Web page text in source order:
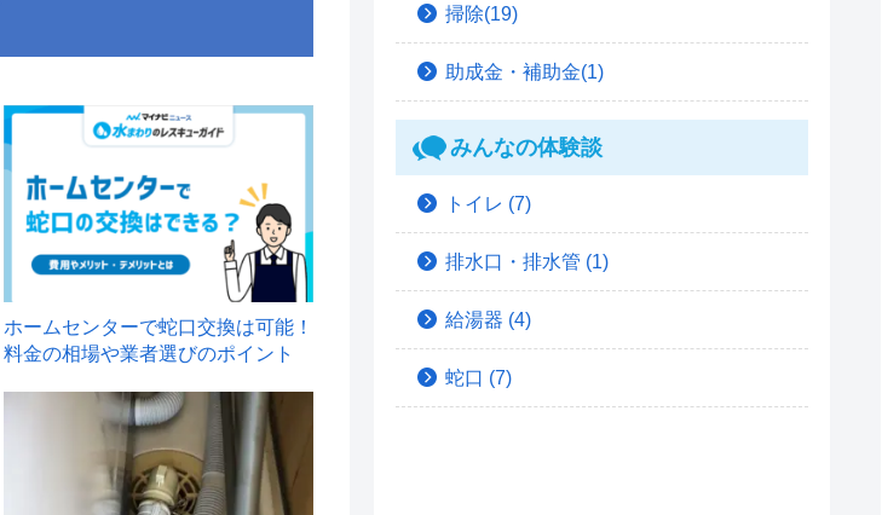
ホームセンターで蛇口交換は可能！
料金の相場や業者選びのポイント
掃除(19)
助成金・補助金(1)
みんなの体験談
トイレ (7)
排水口・排水管 (1)
給湯器 (4)
蛇口 (7)